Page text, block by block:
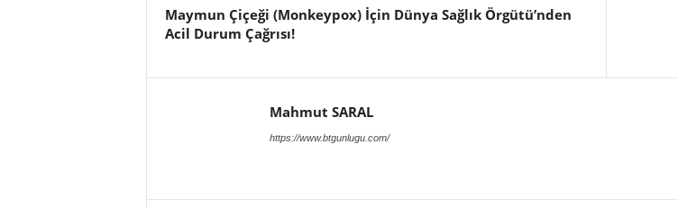
Maymun Çiçeği (Monkeypox) İçin Dünya Sağlık Örgütü’nden
Acil Durum Çağrısı!
Mahmut SARAL
https://www.btgunlugu.com/